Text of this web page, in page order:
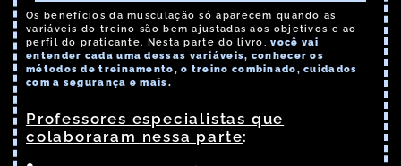
Os benefícios da musculação só aparecem quando as
variáveis do treino são bem ajustadas aos objetivos e ao
perfil do praticante. Nesta parte do livro,você vai
entender cada uma dessas variáveis, conhecer os
métodos de treinamento, o treino combinado, cuidados
com a segurança e mais.
Professores especialistas que
colaboraram nessa parte: